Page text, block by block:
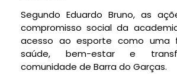
Segundo Eduardo Bruno, as
compromisso social da
acesso ao esporte como uma
saúde, bem-estar e
comunidade de Barra do Garças.